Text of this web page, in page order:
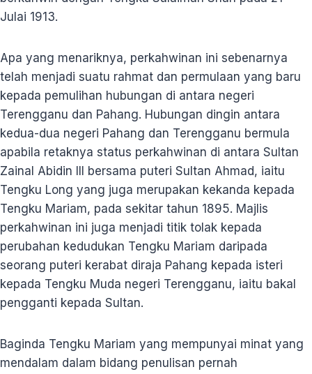
Julai 1913.
Apa yang menariknya, perkahwinan ini sebenarnya
telah menjadi suatu rahmat dan permulaan yang baru
kepada pemulihan hubungan di antara negeri
Terengganu dan Pahang. Hubungan dingin antara
kedua-dua negeri Pahang dan Terengganu bermula
apabila retaknya status perkahwinan di antara Sultan
Zainal Abidin III bersama puteri Sultan Ahmad, iaitu
Tengku Long yang juga merupakan kekanda kepada
Tengku Mariam, pada sekitar tahun 1895. Majlis
perkahwinan ini juga menjadi titik tolak kepada
perubahan kedudukan Tengku Mariam daripada
seorang puteri kerabat diraja Pahang kepada isteri
kepada Tengku Muda negeri Terengganu, iaitu bakal
pengganti kepada Sultan.
Baginda Tengku Mariam yang mempunyai minat yang
mendalam dalam bidang penulisan pernah